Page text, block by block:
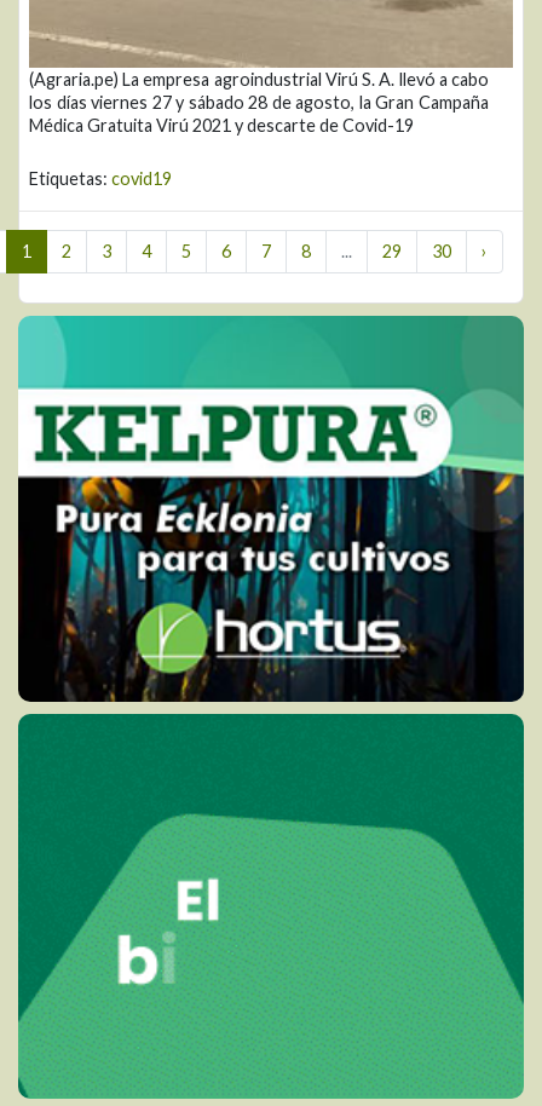
(Agraria.pe) La empresa agroindustrial Virú S. A. llevó a cabo
los días viernes 27 y sábado 28 de agosto, la Gran Campaña
Médica Gratuita Virú 2021 y descarte de Covid-19
Etiquetas: covid19
1 2 3 4 5 6 7 8 ... 29 30 ›